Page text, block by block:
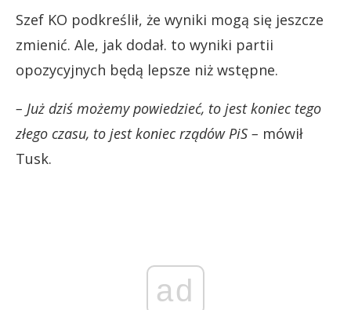
Szef KO podkreślił, że wyniki mogą się jeszcze
zmienić. Ale, jak dodał. to wyniki partii
opozycyjnych będą lepsze niż wstępne.
– Już dziś możemy powiedzieć, to jest koniec tego
złego czasu, to jest koniec rządów PiS – mówił
Tusk.
ad